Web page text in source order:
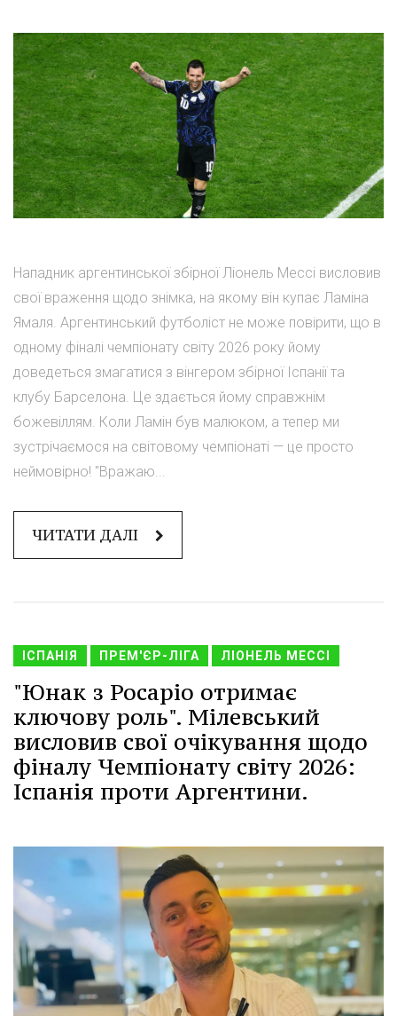
Нападник аргентинської збірної Ліонель Мессі висловив
свої враження щодо знімка, на якому він купає Ламіна
Ямаля. Аргентинський футболіст не може повірити, що в
одному фіналі чемпіонату світу 2026 року йому
доведеться змагатися з вінгером збірної Іспанії та
клубу Барселона. Це здається йому справжнім
божевіллям. Коли Ламін був малюком, а тепер ми
зустрічаємося на світовому чемпіонаті — це просто
неймовірно! "Вражаю...
ЧИТАТИ ДАЛІ
ІСПАНІЯ ПРЕМ'ЄР-ЛІГА ЛІОНЕЛЬ МЕССІ
"Юнак з Росаріо отримає
ключову роль". Мілевський
висловив свої очікування щодо
фіналу Чемпіонату світу 2026:
Іспанія проти Аргентини.